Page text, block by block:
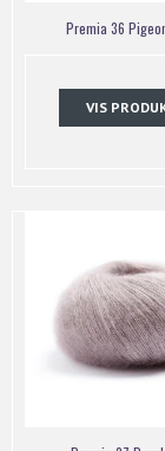
Premia 36
VIS